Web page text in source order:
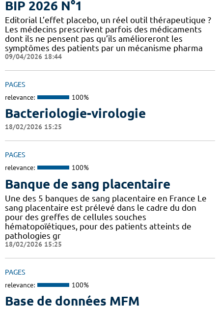
BIP 2026 N°1
Editorial L’effet placebo, un réel outil thérapeutique ?
Les médecins prescrivent parfois des médicaments
dont ils ne pensent pas qu’ils amélioreront les
symptômes des patients par un mécanisme pharma
09/04/2026 18:44
PAGES
relevance: 100%
Bacteriologie-virologie
18/02/2026 15:25
PAGES
relevance: 100%
Banque de sang placentaire
Une des 5 banques de sang placentaire en France Le
sang placentaire est prélevé dans le cadre du don
pour des greffes de cellules souches
hématopoïétiques, pour des patients atteints de
pathologies gr
18/02/2026 15:25
PAGES
relevance: 100%
Base de données MFM